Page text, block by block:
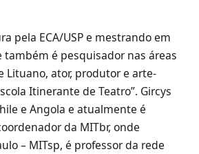
pela ECA/USP e mestrando em
também é pesquisador nas áreas
Lituano, ator, produtor e arte-
Itinerante de Teatro”. Gircys
e Angola e atualmente é
da MITbr, onde
– MITsp, é professor da rede